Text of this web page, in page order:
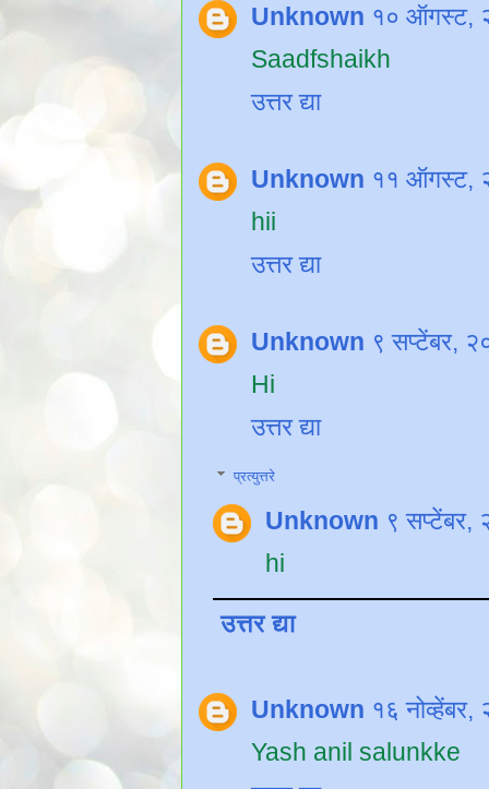
Unknown १० ऑगस्ट,
Saadfshaikh
उत्तर द्या
Unknown ११ ऑगस्ट,
hii
उत्तर द्या
Unknown ९ सप्टेंबर,
Hi
उत्तर द्या
प्रत्युत्तरे
Unknown ९ सप्टेंबर,
hi
उत्तर द्या
Unknown १६
Yash anil salunkke